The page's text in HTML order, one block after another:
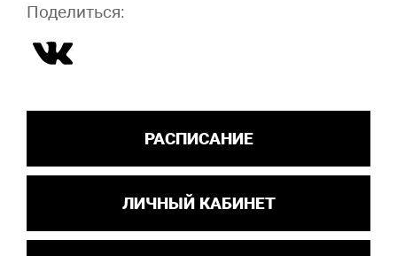
Поделиться:
РАСПИСАНИЕ
ЛИЧНЫЙ КАБИНЕТ